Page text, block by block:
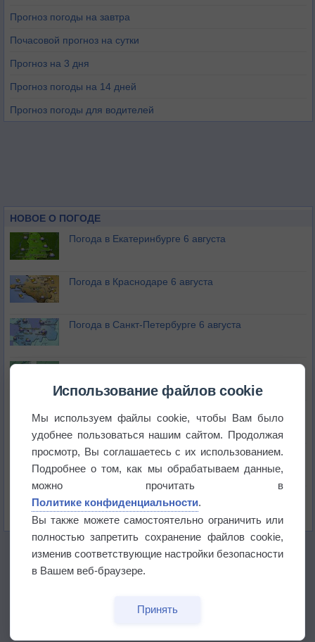
Прогноз погоды на завтра
Почасовой прогноз на сутки
Прогноз на 3 дня
Прогноз погоды на 14 дней
Прогноз погоды для водителей
НОВОЕ О ПОГОДЕ
Погода в Екатеринбурге 6 августа
Погода в Краснодаре 6 августа
Погода в Санкт-Петербурге 6 августа
Погода в Москве 6 августа
историю
В Центральной России наступают самые жаркие
дни этого лета
Дневная температура воздуха в ОАЭ превысила
+51°
Использование файлов cookie
Мы используем файлы cookie, чтобы Вам было
удобнее пользоваться нашим сайтом. Продолжая
просмотр, Вы соглашаетесь с их использованием.
Подробнее о том, как мы обрабатываем данные,
можно прочитать в
Политике конфиденциальности.
Вы также можете самостоятельно ограничить или
полностью запретить сохранение файлов cookie,
изменив соответствующие настройки безопасности
в Вашем веб-браузере.
Принять